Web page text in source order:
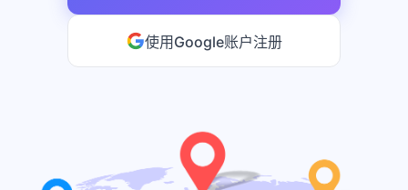
使用Google账户注册